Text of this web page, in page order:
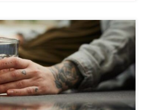
podstępne. Zwłaszcza, gdy pokazują
świetle. To pokazuje publikacja o wpływie
Rzucić czy znowu zacząć
narkotyku uczucia i myśli mogą się
istnieje pragnienie zaprzestania
skutki są przeważające. Z